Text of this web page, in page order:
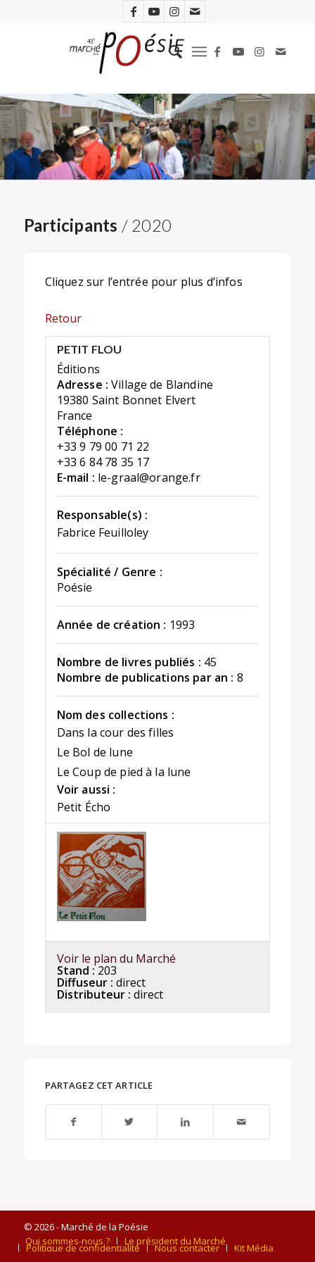
Participants / 2020
Cliquez sur l’entrée pour plus d’infos
Retour
PETIT FLOU
Éditions
Adresse : Village de Blandine
19380 Saint Bonnet Elvert
France
Téléphone :
+33 9 79 00 71 22
+33 6 84 78 35 17
E-mail : le-graal@orange.fr
Responsable(s) :
Fabrice Feuilloley
Spécialité / Genre :
Poésie
Année de création : 1993
Nombre de livres publiés : 45
Nombre de publications par an : 8
Nom des collections :
Dans la cour des filles
Le Bol de lune
Le Coup de pied à la lune
Voir aussi :
Petit Écho
Voir le plan du Marché
Stand : 203
Diffuseur : direct
Distributeur : direct
PARTAGEZ CET ARTICLE
© 2026 - Marché de la Poésie
Qui sommes-nous ?
Le président du Marché
Politique de confidentialité Nous contacter Kit Média